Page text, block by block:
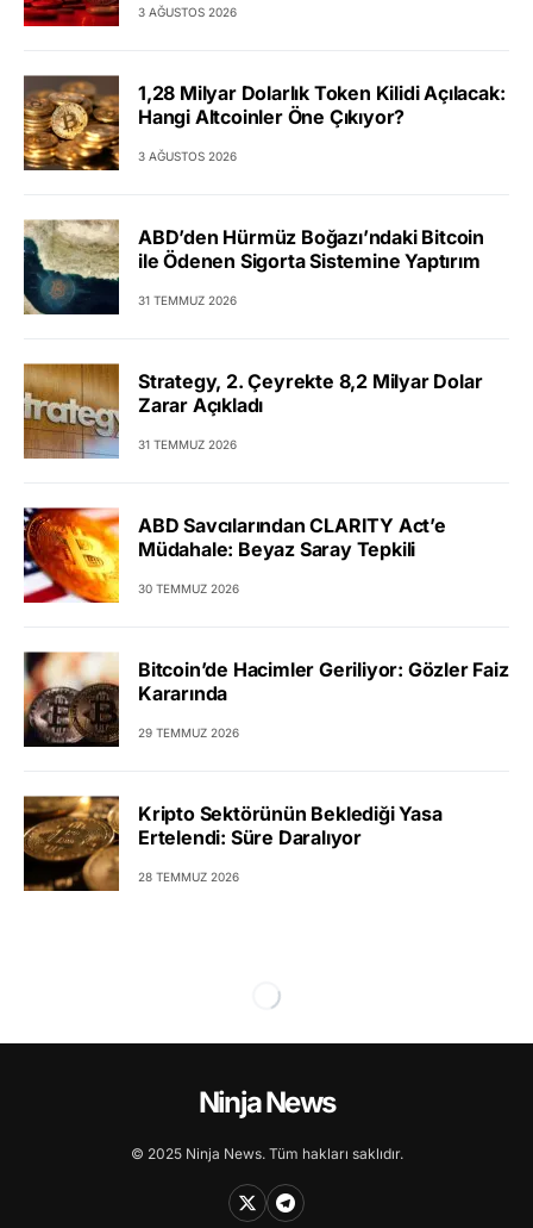
3 AĞUSTOS 2026
1,28 Milyar Dolarlık Token Kilidi Açılacak:
Hangi Altcoinler Öne Çıkıyor?
3 AĞUSTOS 2026
ABD’den Hürmüz Boğazı’ndaki Bitcoin
ile Ödenen Sigorta Sistemine Yaptırım
31 TEMMUZ 2026
Strategy, 2. Çeyrekte 8,2 Milyar Dolar
Zarar Açıkladı
31 TEMMUZ 2026
ABD Savcılarından CLARITY Act’e
Müdahale: Beyaz Saray Tepkili
30 TEMMUZ 2026
Bitcoin’de Hacimler Geriliyor: Gözler Faiz
Kararında
29 TEMMUZ 2026
Kripto Sektörünün Beklediği Yasa
Ertelendi: Süre Daralıyor
28 TEMMUZ 2026
Ninja News
© 2025 Ninja News. Tüm hakları saklıdır.